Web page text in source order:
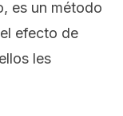
es un método
efecto de
les